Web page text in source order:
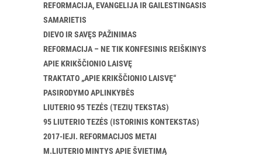
REFORMACIJA, EVANGELIJA IR GAILESTINGASIS
SAMARIETIS
DIEVO IR SAVĘS PAŽINIMAS
REFORMACIJA – NE TIK KONFESINIS REIŠKINYS
APIE KRIKŠČIONIO LAISVĘ
TRAKTATO „APIE KRIKŠČIONIO LAISVĘ“
PASIRODYMO APLINKYBĖS
LIUTERIO 95 TEZĖS (TEZIŲ TEKSTAS)
95 LIUTERIO TEZĖS (ISTORINIS KONTEKSTAS)
2017-IEJI. REFORMACIJOS METAI
M.LIUTERIO MINTYS APIE ŠVIETIMĄ